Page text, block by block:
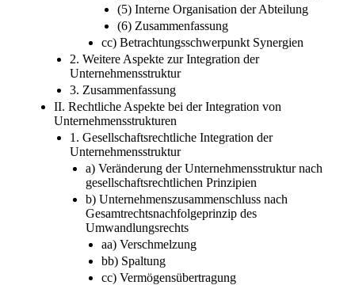
(5) Interne Organisation der Abteilung
(6) Zusammenfassung
cc) Betrachtungsschwerpunkt Synergien
2. Weitere Aspekte zur Integration der
Unternehmensstruktur
3. Zusammenfassung
II. Rechtliche Aspekte bei der Integration von
Unternehmensstrukturen
1. Gesellschaftsrechtliche Integration der
Unternehmensstruktur
a) Veränderung der Unternehmensstruktur nach
gesellschaftsrechtlichen Prinzipien
b) Unternehmenszusammenschluss nach
Gesamtrechtsnachfolgeprinzip des
Umwandlungsrechts
aa) Verschmelzung
bb) Spaltung
cc) Vermögensübertragung